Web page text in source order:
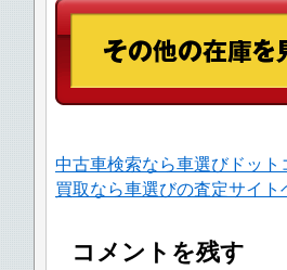
中古車検索なら車選びドット
買取なら車選びの査定サイト
コメントを残す